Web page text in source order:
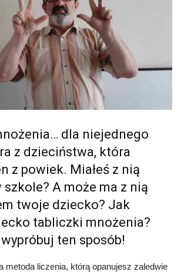
dla niejednego
z dzieciństwa, która
z powiek. Miałeś z nią
A może ma z nią
twoje dziecko? Jak
tabliczki mnożenia?
ten sposób!
metoda liczenia, którą opanujesz zaledwie